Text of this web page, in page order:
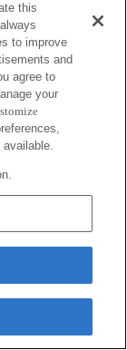
this
to improve
and
agree to
your